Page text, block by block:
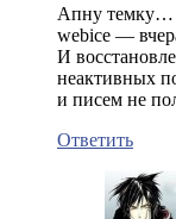
Апну темку…
webice —
И
неактивных
и писем не
Ответить